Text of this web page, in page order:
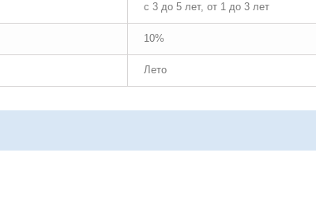
с 3 до 5 лет, от 1 до 3 лет
10%
Лето